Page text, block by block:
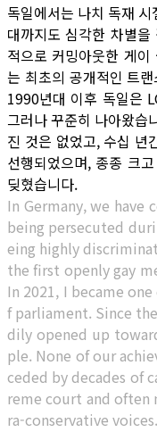
독일에서는 나치 독재
대까지도 심각한 차별
적으로 커밍아웃한 게
는 최초의 공개적인 트
1990년대 이후 독일은
그러나 꾸준히 나아왔습
진 것은 없었고, 수십 년
선행되었으며, 종종 크
딪혔습니다.
In Germany, we have
being persecuted
eing highly
the first openly gay
In 2021, I became
f parliament. Since
dily opened up
ple. None of our
ceded by decades of
reme court and
ra-conservative voices.